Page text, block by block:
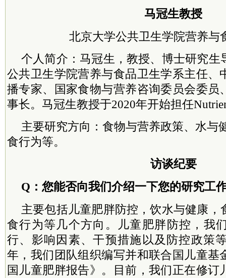
马冠生教授
北京大学公共卫生学院营养与
个人简介：马冠生，教授、博士研究生
公共卫生学院营养与食品卫生学系主任、
播专家、国家食物与营养咨询委员会委员
事长。马冠生教授于2020年开始担任
主要研究方向：食物与营养政策、水与
食行为等。
访谈纪要
Q：您能否向我们介绍一下您的研究工
主要包括儿童肥胖防控，饮水与健康，
食行为等几个方向。儿童肥胖防控，我
行、影响因素、干预措施以及防控政策
年，我们团队组织编写并和联合国儿童基
国儿童肥胖报告》。目前，我们正在修订